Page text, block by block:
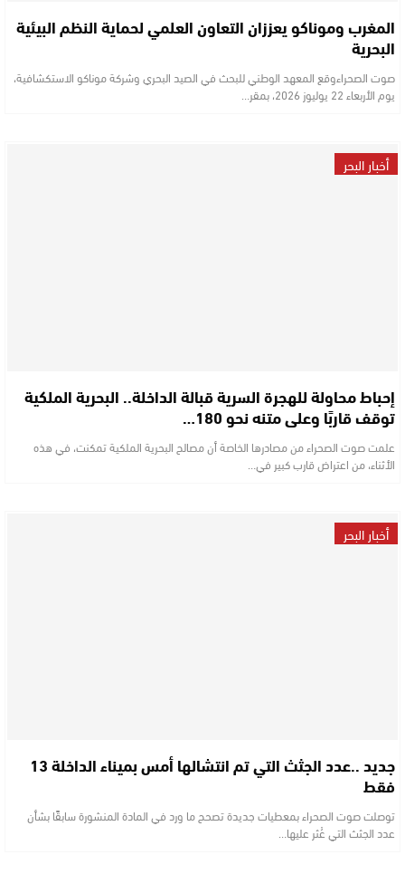
المغرب وموناكو يعززان التعاون العلمي لحماية النظم البيئية
البحرية
صوت الصحراءوقع المعهد الوطني للبحث في الصيد البحري وشركة موناكو الاستكشافية،
يوم الأربعاء 22 يوليوز 2026، بمقر…
أخبار البحر
إحباط محاولة للهجرة السرية قبالة الداخلة.. البحرية الملكية
توقف قاربًا وعلى متنه نحو 180…
علمت صوت الصحراء من مصادرها الخاصة أن مصالح البحرية الملكية تمكنت، في هذه
الأثناء، من اعتراض قارب كبير في…
أخبار البحر
جديد ..عدد الجثث التي تم انتشالها أمس بميناء الداخلة 13
فقط
توصلت صوت الصحراء بمعطيات جديدة تصحح ما ورد في المادة المنشورة سابقًا بشأن
عدد الجثث التي عُثر عليها…